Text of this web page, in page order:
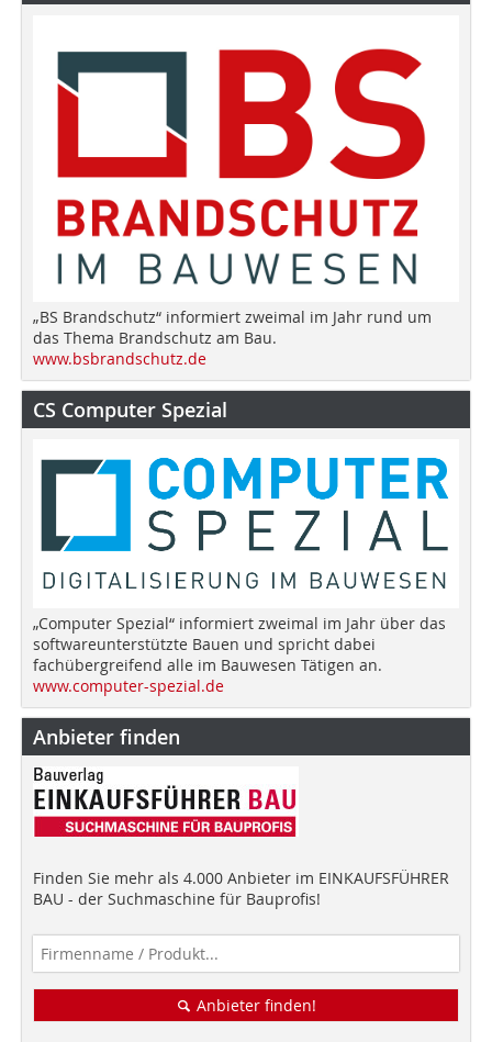
„BS Brandschutz“ informiert zweimal im Jahr rund um
das Thema Brandschutz am Bau.
www.bsbrandschutz.de
CS Computer Spezial
„Computer Spezial“ informiert zweimal im Jahr über das
softwareunterstützte Bauen und spricht dabei
fachübergreifend alle im Bauwesen Tätigen an.
www.computer-spezial.de
Anbieter finden
Finden Sie mehr als 4.000 Anbieter im EINKAUFSFÜHRER
BAU - der Suchmaschine für Bauprofis!
Anbieter finden!